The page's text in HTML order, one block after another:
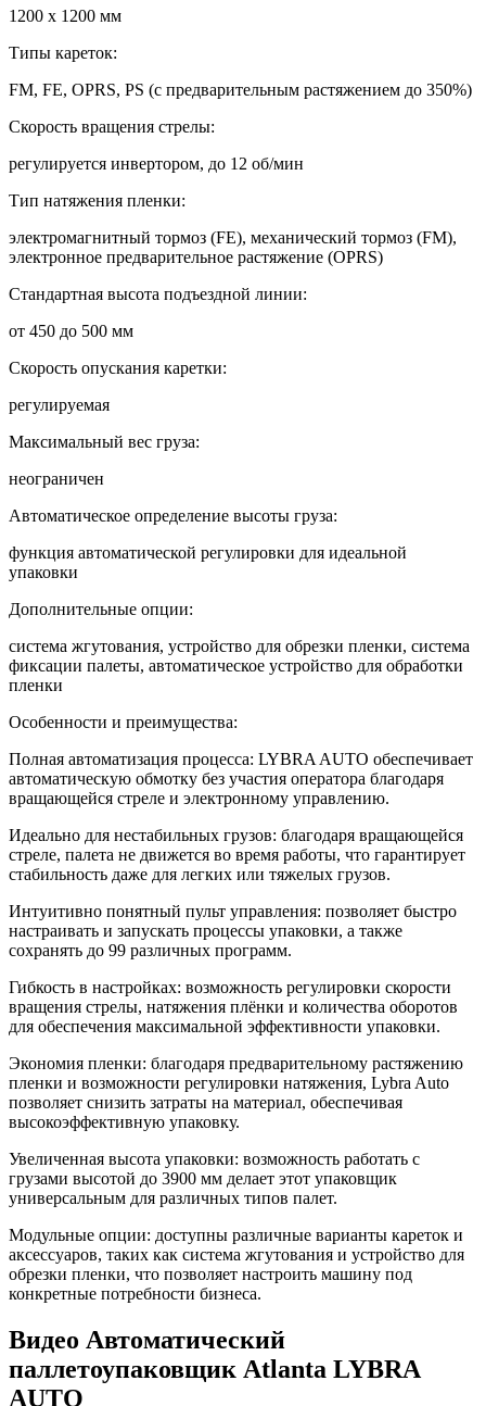
1200 x 1200 мм
Типы кареток:
FM, FE, OPRS, PS (с предварительным растяжением до 350%)
Скорость вращения стрелы:
регулируется инвертором, до 12 об/мин
Тип натяжения пленки:
электромагнитный тормоз (FE), механический тормоз (FM),
электронное предварительное растяжение (OPRS)
Стандартная высота подъездной линии:
от 450 до 500 мм
Скорость опускания каретки:
регулируемая
Максимальный вес груза:
неограничен
Автоматическое определение высоты груза:
функция автоматической регулировки для идеальной
упаковки
Дополнительные опции:
система жгутования, устройство для обрезки пленки, система
фиксации палеты, автоматическое устройство для обработки
пленки
Особенности и преимущества:
Полная автоматизация процесса: LYBRA AUTO обеспечивает
автоматическую обмотку без участия оператора благодаря
вращающейся стреле и электронному управлению.
Идеально для нестабильных грузов: благодаря вращающейся
стреле, палета не движется во время работы, что гарантирует
стабильность даже для легких или тяжелых грузов.
Интуитивно понятный пульт управления: позволяет быстро
настраивать и запускать процессы упаковки, а также
сохранять до 99 различных программ.
Гибкость в настройках: возможность регулировки скорости
вращения стрелы, натяжения плёнки и количества оборотов
для обеспечения максимальной эффективности упаковки.
Экономия пленки: благодаря предварительному растяжению
пленки и возможности регулировки натяжения, Lybra Auto
позволяет снизить затраты на материал, обеспечивая
высокоэффективную упаковку.
Увеличенная высота упаковки: возможность работать с
грузами высотой до 3900 мм делает этот упаковщик
универсальным для различных типов палет.
Модульные опции: доступны различные варианты кареток и
аксессуаров, таких как система жгутования и устройство для
обрезки пленки, что позволяет настроить машину под
конкретные потребности бизнеса.
Видео Автоматический
паллетоупаковщик Atlanta LYBRA
AUTO